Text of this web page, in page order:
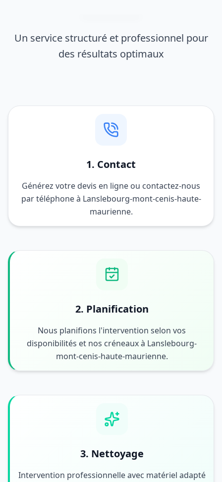
Un service structuré et professionnel pour
des résultats optimaux
1. Contact
Générez votre devis en ligne ou contactez-nous
par téléphone à Lanslebourg-mont-cenis-haute-
maurienne.
2. Planification
Nous planifions l'intervention selon vos
disponibilités et nos créneaux à Lanslebourg-
mont-cenis-haute-maurienne.
3. Nettoyage
Intervention professionnelle avec matériel adapté